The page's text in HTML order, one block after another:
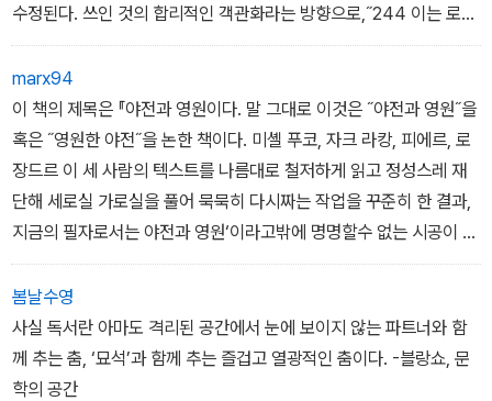
수정된다. 쓰인 것의 합리적인 객관화라는 방향으로,˝244 이는 로마
법이 이미 논한 〈쓰인 이성=근거 Ratio scripta>˝245의 끝없는철
저화다. 법 텍스트의 이러한 문서화·합리화 ·객관화·계층화는돌이킬
수 없는 ˝제도적 골격˝만들어냈다. 로마법과 신학에 의해 단련된 제도
적 원리는 ˝합리주의적이라고 형용해도 전혀 과장이 아닌 것이 되었
다.246 제도적 텍스트는 정보의 그릇으로만 인식되기 시작했다. 우
리의 무미건조한 소위 근대 관료제의 세계, ˝문서˝ ˝서류˝ ˝데이터˝ ˝
정보˝의 세계가 이때 역사상 최초로 도래한 것이다. 이것 없이는 현재
의 ˝정보이론˝247도 있을 수 없다. 텍스트는쓰인 것이 되었고, 문서
가 되었고, 그 안의 문장들은 단순한 ˝자료˝
도큐먼트˝로서 ˝정보˝의 역할을 맡게 된다. 한마디로, 정치적·법여 텍
스트가 객관적인 문서, 정보가 됨으로써 유럽의 규범은 ˝효율 와 된
것이다.
marx94
이 책의 제목은 『야전과 영원이다. 말 그대로 이것은 ˝야전과 영원˝을
혹은 ˝영원한 야전˝을 논한 책이다. 미셸 푸코, 자크 라캉, 피에르, 로
장드르 이 세 사람의 텍스트를 나름대로 철저하게 읽고 정성스레 재
단해 세로실 가로실을 풀어 묵묵히 다시짜는 작업을 꾸준히 한 결과,
지금의 필자로서는 야전과 영원‘이라고밖에 명명할수 없는 시공이 출
현했다. 생각하지도 못한 현현이었다.
야전과 영원이라는 제목을 지닌 이 책의 이로는 통일된 시점˝ ˝필연성
˝ ˝전체성˝을 보장하는 ˝끝(종언)˝을 무슨 일이 있어도 부정하고자 한
다. 왜냐하면 ˝영원한
˝밤˝의 ˝투쟁˝에 바치는 책이므로, 여기에 끝은 없다. 시계는 어둡고
봄날수영
사실 독서란 아마도 격리된 공간에서 눈에 보이지 않는 파트너와 함
께 추는 춤, ‘묘석’과 함께 추는 즐겁고 열광적인 춤이다. -블랑쇼, 문
학의 공간